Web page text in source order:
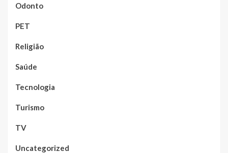
Odonto
PET
Religião
Saúde
Tecnologia
Turismo
TV
Uncategorized